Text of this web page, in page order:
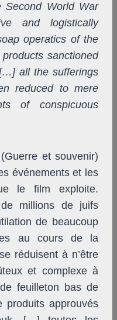
World War
and logistically
operatics of the
sanctioned
all the sufferings
reduced to mere
of conspicuous
(Guerre et souvenir)
événements et les
le film exploite.
de millions de juifs
de beaucoup
au cours de la
réduisent à n’être
et complexe à
feuilleton bas de
produits approuvés